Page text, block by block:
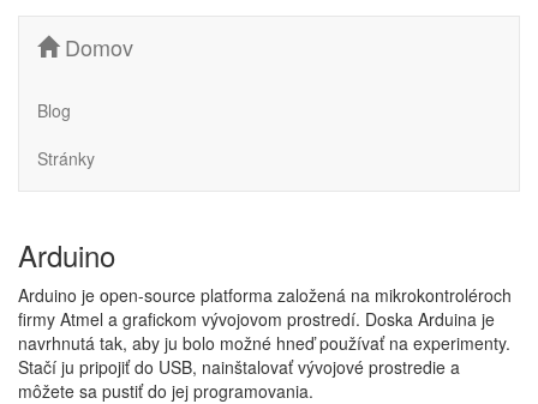
Domov
Blog
Stránky
Arduino
Arduino je open-source platforma založená na mikrokontroléroch
firmy Atmel a grafickom vývojovom prostredí. Doska Arduina je
navrhnutá tak, aby ju bolo možné hneď používať na experimenty.
Stačí ju pripojiť do USB, nainštalovať vývojové prostredie a
môžete sa pustiť do jej programovania.